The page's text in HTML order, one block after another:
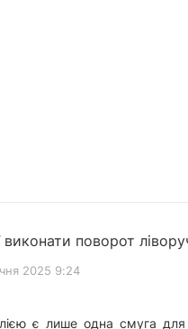
поворот
2025 9:24
є лише одна смуга для